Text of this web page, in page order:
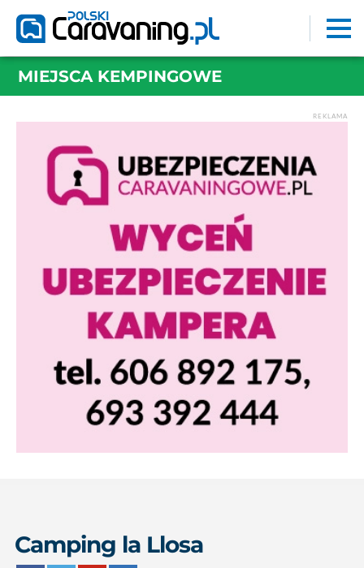
MIEJSCA KEMPINGOWE
REKLAMA
Camping la Llosa